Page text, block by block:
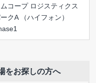
コープ ロジスティクス
クA （ハイフォン）
をお探しの方へ